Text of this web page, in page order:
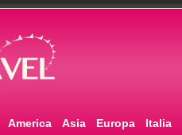
America Asia Europa Italia